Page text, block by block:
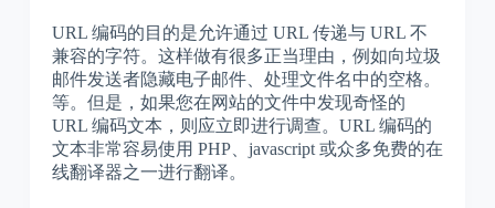
URL 编码的目的是允许通过 URL 传递与 URL 不
兼容的字符。这样做有很多正当理由，例如向垃圾
邮件发送者隐藏电子邮件、处理文件名中的空格。
等。但是，如果您在网站的文件中发现奇怪的
URL 编码文本，则应立即进行调查。URL 编码的
文本非常容易使用 PHP、javascript 或众多免费的在
线翻译器之一进行翻译。